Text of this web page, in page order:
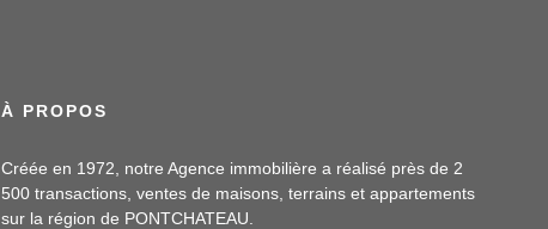
À PROPOS
Créée en 1972, notre Agence immobilière a réalisé près de 2
500 transactions, ventes de maisons, terrains et appartements
sur la région de PONTCHATEAU.